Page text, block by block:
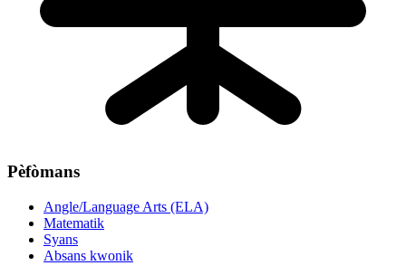
Pèfòmans
Angle/Language Arts (ELA)
Matematik
Syans
Absans kwonik